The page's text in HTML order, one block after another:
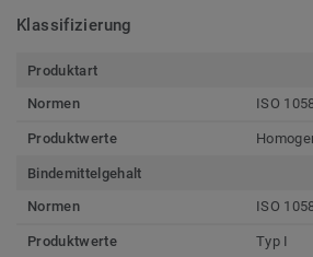
Klassifizierung
Produktart
Normen
ISO
Produktwerte
Bindemittelgehalt
Normen
ISO
Produktwerte Typ I